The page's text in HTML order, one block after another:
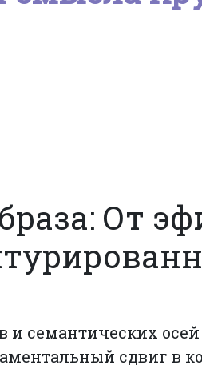
От
семантических осей
сдвиг в